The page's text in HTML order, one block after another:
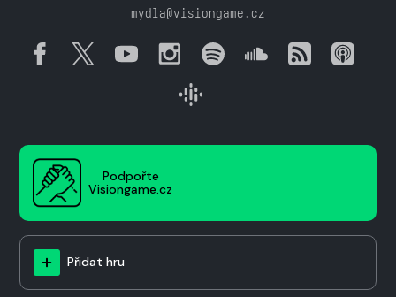
mydla@visiongame.cz
Podpořte
Visiongame.cz
Přidat hru